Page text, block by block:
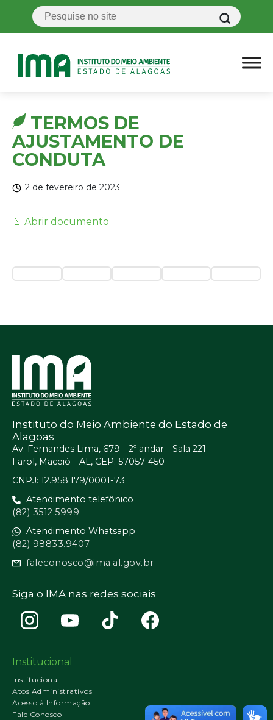
TERMOS DE
AJUSTAMENTO DE
CONDUTA
2 de fevereiro de 2023
📄 Abrir documento
Instituto do Meio Ambiente do Estado de
Alagoas
Av. Fernandes Lima, 679 - 2º andar - Sala 221
Farol, Maceió - AL, CEP: 57057-450
CNPJ: 12.958.179/0001-73
Atendimento telefônico
(82) 3512.5999
Atendimento Whatsapp
(82) 98833.9407
faleconosco@ima.al.gov.br
Siga o IMA nas redes sociais
Institucional
Institucional
Atos Administrativos
Acesso à Informação
Fale Conosco